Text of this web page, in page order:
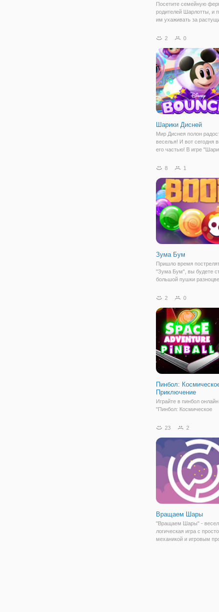
Посетите семейную
родителей Шарлотты, и
им ухаживать за
Но помогать мы будем
именно - логическим
2 0
Шарики Дисней
Мир Диснея полон
веселья! И вот сегодня
его частью! В игре
соревнованиях самых
Мультяшки Диснея
прыгать, скакать
8 1
Зума Бум
Пришло время
"Зума Бум", вы будете
большой пушки
находиться внизу, а в
передвигаться шарики
цветов. Вам
2 0
Пинбол:
Приключение
Играйте в пинбол
"Пинбол: Космическое
аркаде мы видим новый
атмосферный и разные
Но правила те же. Ваша
набрать максимальное
23 2
Вращаем Шары
"Вращаем Шары" -
логическая игра с
механикой и игровым